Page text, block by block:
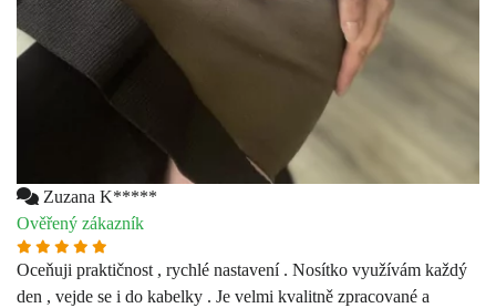
Zuzana K*****
Ověřený zákazník
Oceňuji praktičnost , rychlé nastavení . Nosítko využívám každý
den , vejde se i do kabelky . Je velmi kvalitně zpracované a
Zdroj: dotaznik
Lucia V*
Ověřený zákazník